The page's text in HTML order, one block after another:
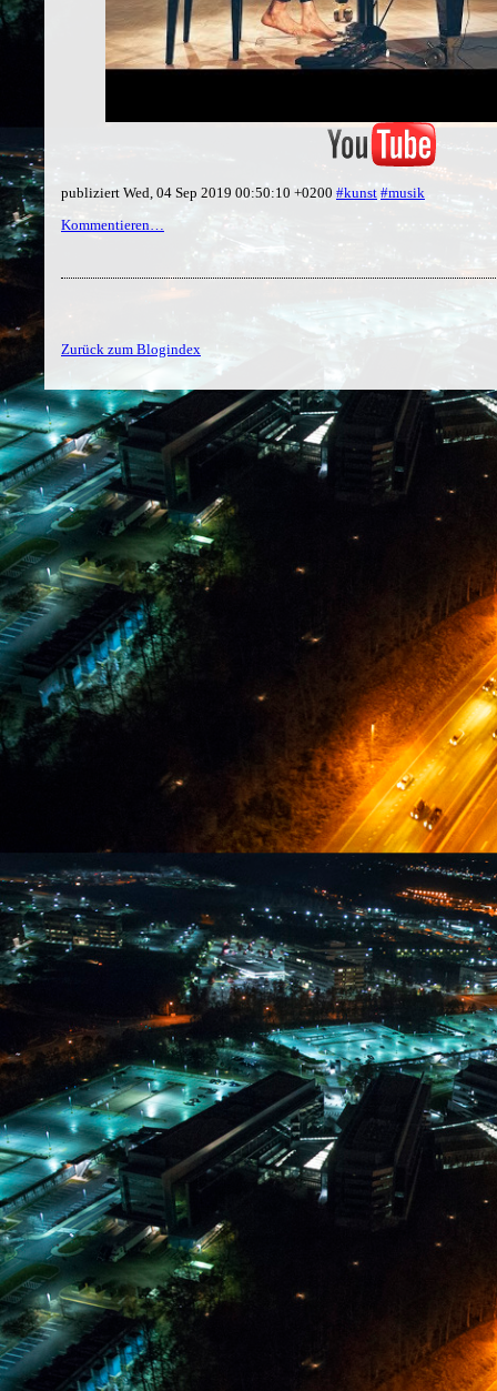
publiziert Wed, 04 Sep 2019 00:50:10 +0200 #kunst #musik
Kommentieren…
Zurück zum Blogindex